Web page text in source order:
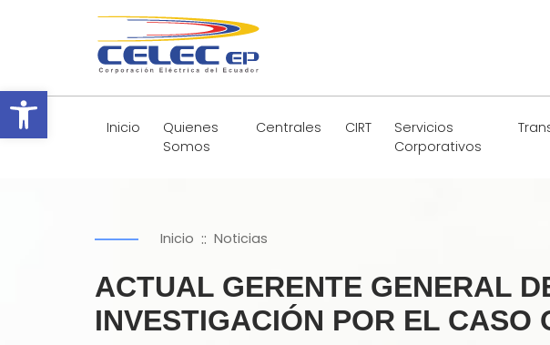
Abrir barra de herramientas
Inicio
Quienes
Somos
Centrales CIRT
Servicios
Corporativos
Inicio :: Noticias
ACTUAL GERENTE GENERAL
INVESTIGACIÓN POR EL